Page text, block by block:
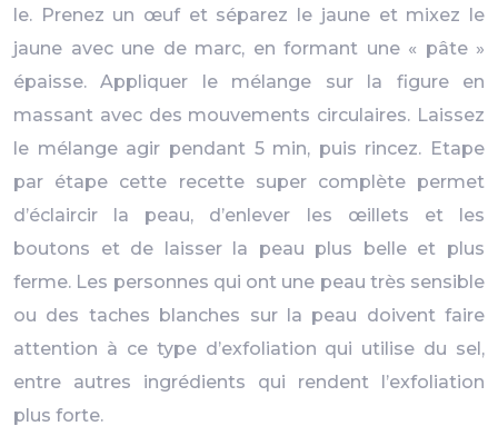
le. Prenez un œuf et séparez le jaune et mixez le
jaune avec une de marc, en formant une « pâte »
épaisse. Appliquer le mélange sur la figure en
massant avec des mouvements circulaires. Laissez
le mélange agir pendant 5 min, puis rincez. Etape
par étape cette recette super complète permet
d’éclaircir la peau, d’enlever les œillets et les
boutons et de laisser la peau plus belle et plus
ferme. Les personnes qui ont une peau très sensible
ou des taches blanches sur la peau doivent faire
attention à ce type d’exfoliation qui utilise du sel,
entre autres ingrédients qui rendent l’exfoliation
plus forte.